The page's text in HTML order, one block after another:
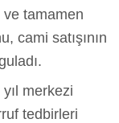
ve tamamen
cami satışının
merkezi
tedbirleri